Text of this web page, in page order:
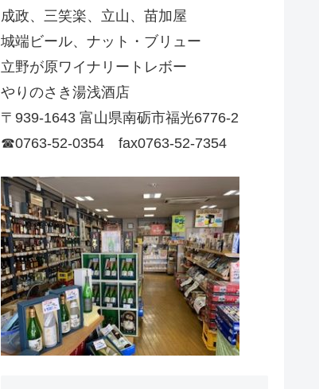
成政、三笑楽、立山、苗加屋
城端ビール、ナット・ブリュー
立野が原ワイナリートレボー
やりのさき湯浅酒店
〒939-1643 富山県南砺市福光6776-2
☎0763-52-0354 fax0763-52-7354